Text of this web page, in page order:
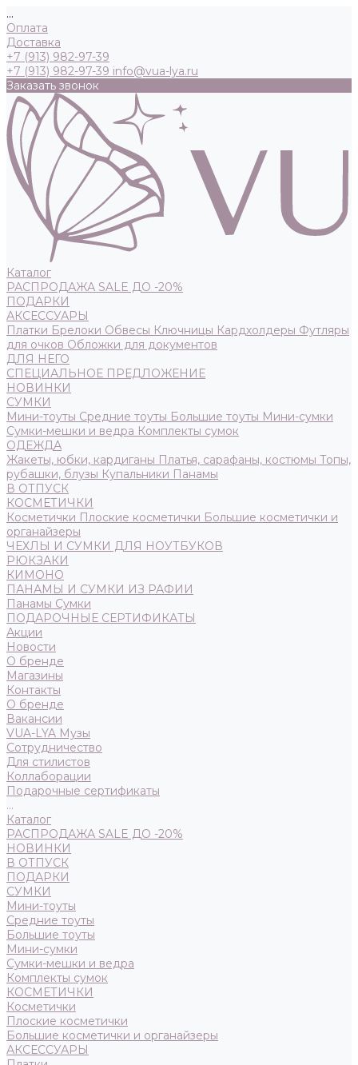
...
Оплата
Доставка
+7 (913) 982-97-39
+7 (913) 982-97-39 info@vua-lya.ru
Заказать звонок
Каталог
РАСПРОДАЖА SALE ДО -20%
ПОДАРКИ
АКСЕССУАРЫ
Платки Брелоки Обвесы Ключницы Кардхолдеры Футляры
для очков Обложки для документов
ДЛЯ НЕГО
СПЕЦИАЛЬНОЕ ПРЕДЛОЖЕНИЕ
НОВИНКИ
СУМКИ
Мини-тоуты Средние тоуты Большие тоуты Мини-сумки
Сумки-мешки и ведра Комплекты сумок
ОДЕЖДА
Жакеты, юбки, кардиганы Платья, сарафаны, костюмы Топы,
рубашки, блузы Купальники Панамы
В ОТПУСК
КОСМЕТИЧКИ
Косметички Плоские косметички Большие косметички и
органайзеры
ЧЕХЛЫ И СУМКИ ДЛЯ НОУТБУКОВ
РЮКЗАКИ
КИМОНО
ПАНАМЫ И СУМКИ ИЗ РАФИИ
Панамы Сумки
ПОДАРОЧНЫЕ СЕРТИФИКАТЫ
Акции
Новости
О бренде
Магазины
Контакты
О бренде
Вакансии
VUA-LYA Музы
Сотрудничество
Для стилистов
Коллаборации
Подарочные сертификаты
...
Каталог
РАСПРОДАЖА SALE ДО -20%
НОВИНКИ
В ОТПУСК
ПОДАРКИ
СУМКИ
Мини-тоуты
Средние тоуты
Большие тоуты
Мини-сумки
Сумки-мешки и ведра
Комплекты сумок
КОСМЕТИЧКИ
Косметички
Плоские косметички
Большие косметички и органайзеры
АКСЕССУАРЫ